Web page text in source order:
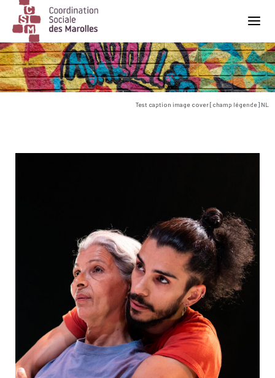
Main Navigation
Test caption image cover [champ légende] NL